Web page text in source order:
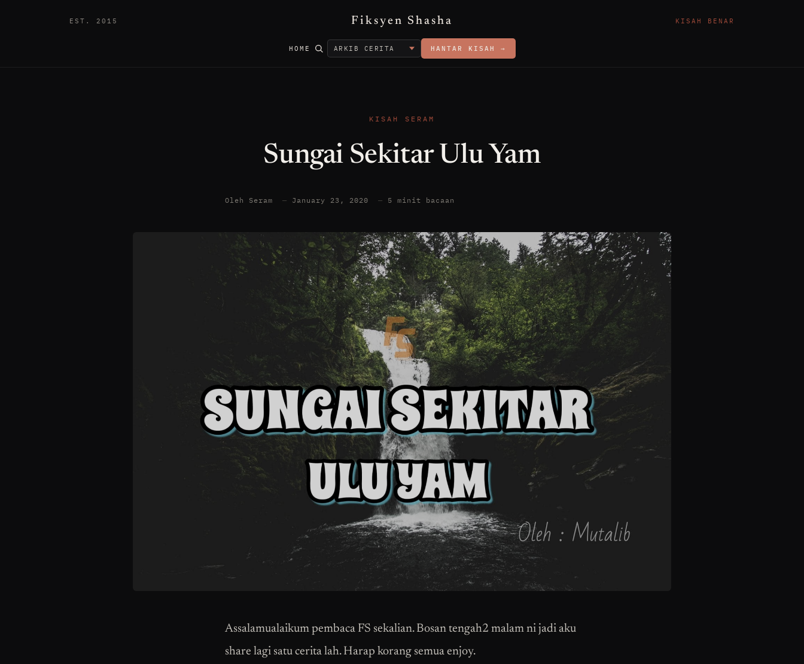
EST. 2015 Fiksyen Shasha KISAH BENAR
HOME HANTAR KISAH →
KISAH SERAM
Sungai Sekitar Ulu Yam
Oleh Seram — January 23, 2020 — 5 minit bacaan
Assalamualaikum pembaca FS sekalian. Bosan tengah2 malam ni jadi aku
share lagi satu cerita lah. Harap korang semua enjoy.